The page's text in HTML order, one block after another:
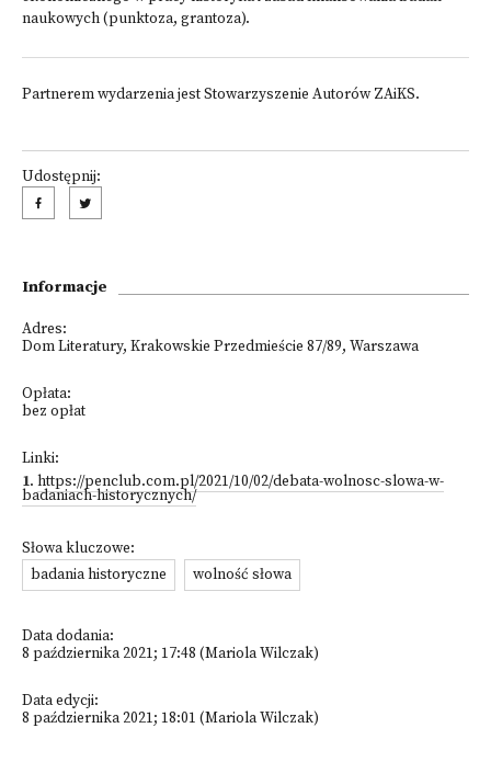
naukowych (punktoza, grantoza).
Partnerem wydarzenia jest Stowarzyszenie Autorów ZAiKS.
Udostępnij:
Informacje
Adres:
Dom Literatury, Krakowskie Przedmieście 87/89, Warszawa
Opłata:
bez opłat
Linki:
1. https://penclub.com.pl/2021/10/02/debata-wolnosc-slowa-w-
badaniach-historycznych/
Słowa kluczowe:
badania historyczne
wolność słowa
Data dodania:
8 października 2021; 17:48 (Mariola Wilczak)
Data edycji:
8 października 2021; 18:01 (Mariola Wilczak)